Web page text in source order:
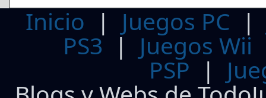
Inicio | Juegos PC
PS3| Juegos Wii
PSP |